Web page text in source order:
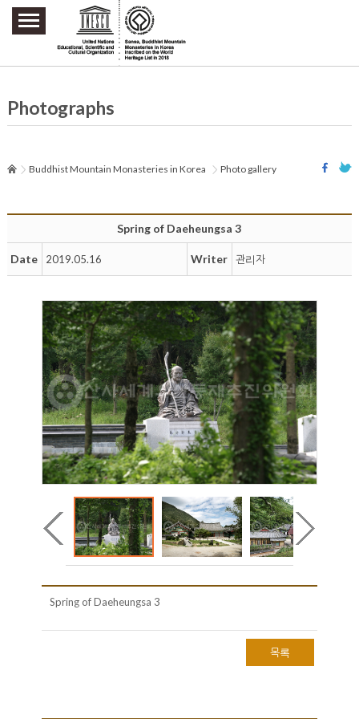
주요메뉴 바로가기
본문 바로가기
하단메뉴 바로가기
Photographs
Buddhist Mountain Monasteries in Korea Photo gallery
Spring of Daeheungsa 3
Date 2019.05.16 Writer 관리자
Spring of Daeheungsa 3
목록